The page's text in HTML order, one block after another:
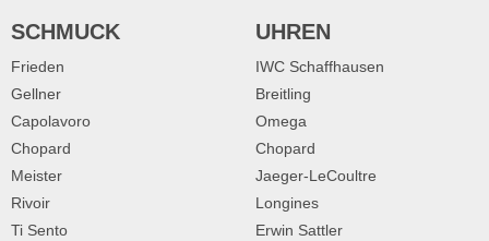
SCHMUCK
Frieden
Gellner
Capolavoro
Chopard
Meister
Rivoir
Ti Sento
UHREN
IWC Schaffhausen
Breitling
Omega
Chopard
Jaeger-LeCoultre
Longines
Erwin Sattler